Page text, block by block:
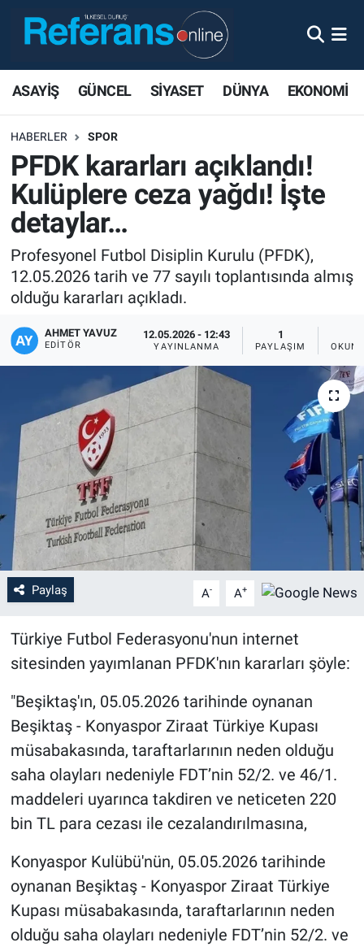
ASAYİŞ GÜNCEL SİYASET DÜNYA EKONOMİ
HABERLER SPOR
PFDK kararları açıklandı!
Kulüplere ceza yağdı! İşte
detaylar…
Profesyonel Futbol Disiplin Kurulu (PFDK),
12.05.2026 tarih ve 77 sayılı toplantısında almış
olduğu kararları açıkladı.
AHMET YAVUZ
EDITÖR
12.05.2026 - 12:43
YAYINLANMA
1
PAYLAŞIM
Paylaş A- A+
Türkiye Futbol Federasyonu'nun internet
sitesinden yayımlanan PFDK'nın kararları şöyle:
"Beşiktaş'ın, 05.05.2026 tarihinde oynanan
Beşiktaş - Konyaspor Ziraat Türkiye Kupası
müsabakasında, taraftarlarının neden olduğu
saha olayları nedeniyle FDT’nin 52/2. ve 46/1.
maddeleri uyarınca takdiren ve neticeten 220
bin TL para cezası ile cezalandırılmasına,
Konyaspor Kulübü'nün, 05.05.2026 tarihinde
oynanan Beşiktaş - Konyaspor Ziraat Türkiye
Kupası müsabakasında, taraftarlarının neden
olduğu saha olayları nedeniyle FDT’nin 52/2. ve